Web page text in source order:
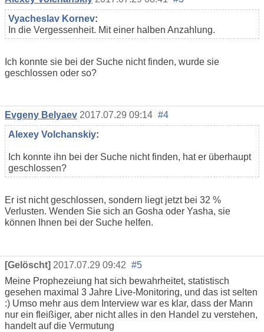
Vyacheslav Kornev:
In die Vergessenheit. Mit einer halben Anzahlung.
Ich konnte sie bei der Suche nicht finden, wurde sie
geschlossen oder so?
Evgeny Belyaev 2017.07.29 09:14 #4
Alexey Volchanskiy:
Ich konnte ihn bei der Suche nicht finden, hat er überhaupt
geschlossen?
Er ist nicht geschlossen, sondern liegt jetzt bei 32 %
Verlusten. Wenden Sie sich an Gosha oder Yasha, sie
können Ihnen bei der Suche helfen.
[Gelöscht] 2017.07.29 09:42 #5
Meine Prophezeiung hat sich bewahrheitet, statistisch
gesehen maximal 3 Jahre Live-Monitoring, und das ist selten
:) Umso mehr aus dem Interview war es klar, dass der Mann
nur ein fleißiger, aber nicht alles in den Handel zu verstehen,
handelt auf die Vermutung